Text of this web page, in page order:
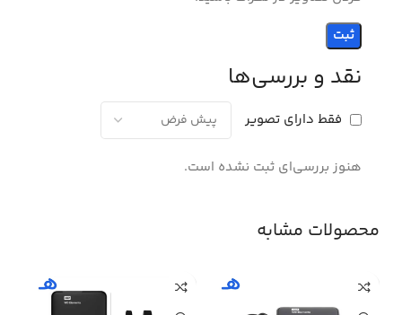
نقد و بررسی‌ها
فقط دارای تصویر
هنوز بررسی‌ای ثبت نشده است.
محصولات مشابه